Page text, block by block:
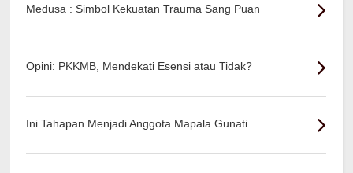
Medusa : Simbol Kekuatan Trauma Sang Puan
Opini: PKKMB, Mendekati Esensi atau Tidak?
Ini Tahapan Menjadi Anggota Mapala Gunati